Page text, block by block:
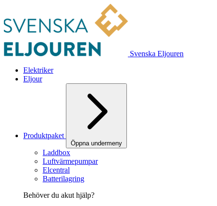
Svenska Eljouren
Elektriker
Eljour
Produktpaket
Öppna undermeny
Laddbox
Luftvärmepumpar
Elcentral
Batterilagring
Behöver du akut hjälp?